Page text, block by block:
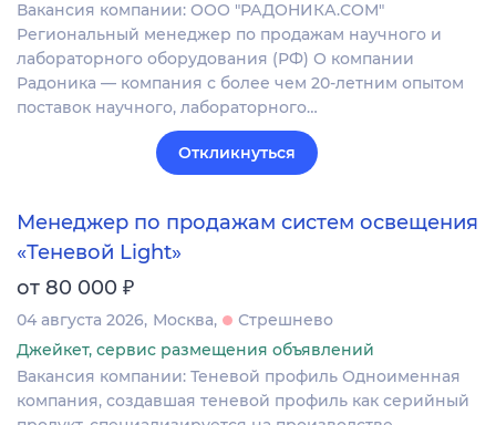
Вакансия компании: ООО "РАДОНИКА.СОМ"
Региональный менеджер по продажам научного и
лабораторного оборудования (РФ) О компании
Радоника — компания с более чем 20-летним опытом
поставок научного, лабораторного…
Откликнуться
Менеджер по продажам систем освещения
«Теневой Light»
от 80 000 ₽
04 августа 2026 Москва
Стрешнево
Джейкет, сервис размещения объявлений
Вакансия компании: Теневой профиль Одноименная
компания, создавшая теневой профиль как серийный